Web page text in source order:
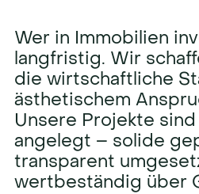
Wer in Immobilien
langfristig. Wir
die wirtschaftliche
ästhetischem
Unsere Projekte sind
angelegt – solide
transparent
wertbeständig über